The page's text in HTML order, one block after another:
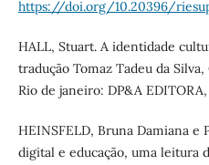
https://doi.org/10.20396/
HALL, Stuart. A identidade
tradução Tomaz Tadeu da
Rio de janeiro: DP&A
HEINSFELD, Bruna Damiana e
digital e educação, uma leitura